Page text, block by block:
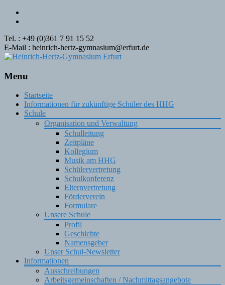
Tel. : +49 (0)361 7 91 15 52
E-Mail : heinrich-hertz-gymnasium@erfurt.de
Menu
Skip
content
Startseite
Informationen für zukünftige Schüler des HHG
Schule
Organisation und Verwaltung
Schulleitung
Zeitpläne
Kollegium
Musik am HHG
Schülervertretung
Schulkonferenz
Elternvertretung
Förderverein
Formulare
Unsere Schule
Profil
Geschichte
Namensgeber
Unser Schul-Newsletter
Informationen
Ausschreibungen
Arbeitsgemeinschaften / Nachmittagsangebote